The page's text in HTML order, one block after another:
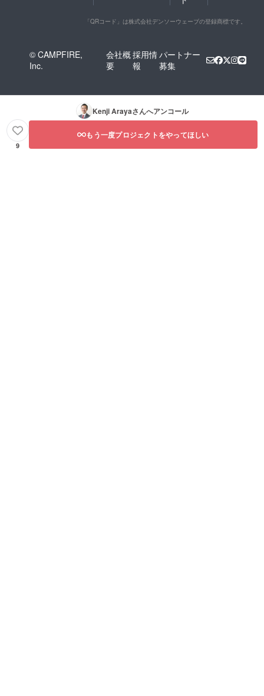
「QRコード」は株式会社デンソーウェーブの登録商標です。
© CAMPFIRE,
Inc.
会社概
要
採用情
報
パートナー
募集
Kenji Arayaさんへアンコール
9
もう一度プロジェクトをやってほしい